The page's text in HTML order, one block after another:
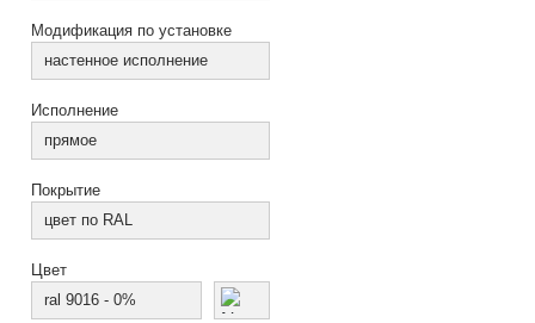
Модификация по установке
настенное исполнение
Исполнение
прямое
Покрытие
цвет по RAL
Цвет
ral 9016 - 0%